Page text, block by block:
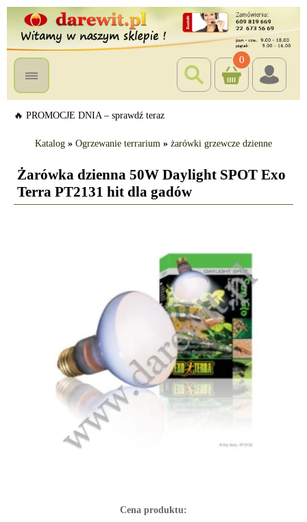
0
🔥 PROMOCJE DNIA – sprawdź teraz
Katalog » Ogrzewanie terrarium » żarówki grzewcze dzienne
Żarówka dzienna 50W Daylight SPOT Exo
Terra PT2131 hit dla gadów
Cena produktu: